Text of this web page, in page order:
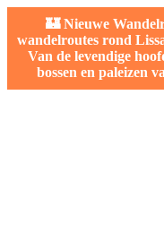
🏰 Nieuwe
wandelroutes rond
Van de levendige
bossen en paleizen